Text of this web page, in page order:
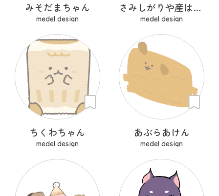
みそだまちゃん
medel design
さみしがりや産はんちゃん
medel design
ちくわちゃん
medel design
あぶらあけん
medel design